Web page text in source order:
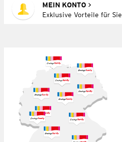
MEIN KONTO
Exklusive Vorteile für Sie